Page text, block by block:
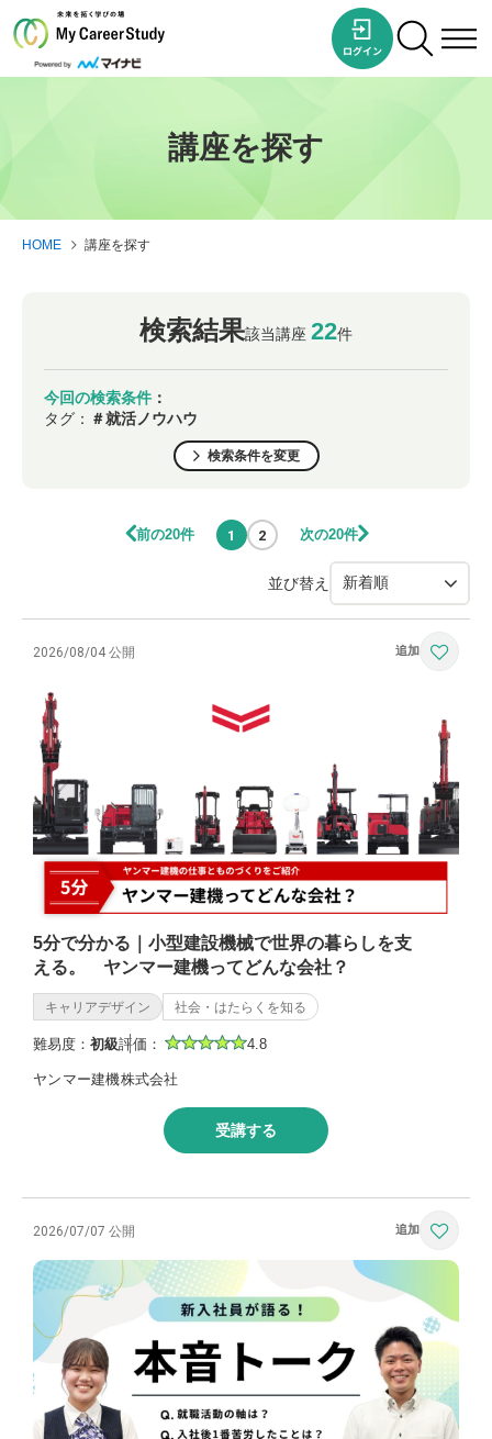
講座を探す
HOME 講座を探す
検索結果該当講座 22件
今回の検索条件 ：
タグ： ＃就活ノウハウ
検索条件を変更
前の20件 1 2 次の20件
並び替え
2026/08/04 公開
5分で分かる｜小型建設機械で世界の暮らしを支
える。 ヤンマー建機ってどんな会社？
キャリアデザイン 社会・はたらくを知る
難易度： 初級評価： 4.8
ヤンマー建機株式会社
受講する
2026/07/07 公開